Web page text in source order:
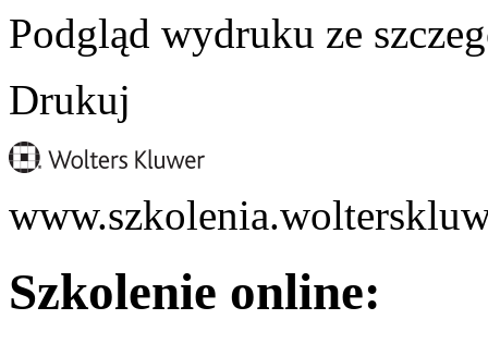
Podgląd wydruku ze
Drukuj
Szkolenie online: